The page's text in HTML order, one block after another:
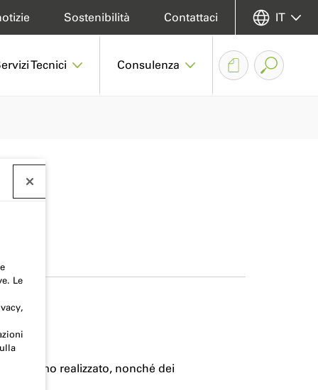
Tecnici Consulenza
Sostenibilità Contattaci IT
abbiamo realizzato, nonché dei
Le